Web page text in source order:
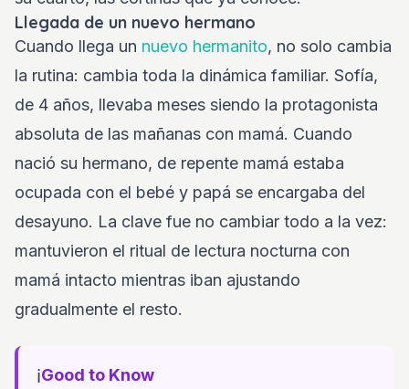
Llegada de un nuevo hermano
Cuando llega un nuevo hermanito, no solo cambia
la rutina: cambia toda la dinámica familiar. Sofía,
de 4 años, llevaba meses siendo la protagonista
absoluta de las mañanas con mamá. Cuando
nació su hermano, de repente mamá estaba
ocupada con el bebé y papá se encargaba del
desayuno. La clave fue no cambiar todo a la vez:
mantuvieron el ritual de lectura nocturna con
mamá intacto mientras iban ajustando
gradualmente el resto.
ℹ️Good to Know